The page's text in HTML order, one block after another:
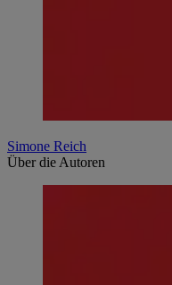
Simone Reich
Über die Autoren